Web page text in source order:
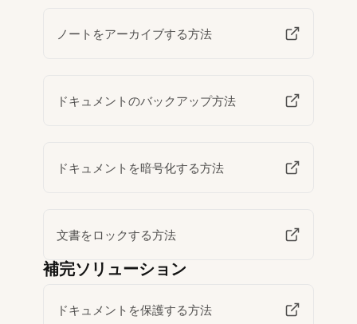
ノートをアーカイブする方法
ドキュメントのバックアップ方法
ドキュメントを暗号化する方法
文書をロックする方法
補完ソリューション
ドキュメントを保護する方法